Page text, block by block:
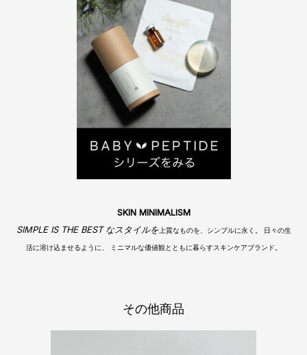
SKIN MINIMALISM
SIMPLE IS THE BEST なスタイルを上質なものを、シンプルに永く。 日々の生
活に溶け込ませるように、 ミニマルな価値観とともに暮らすスキンケアブランド。
その他商品